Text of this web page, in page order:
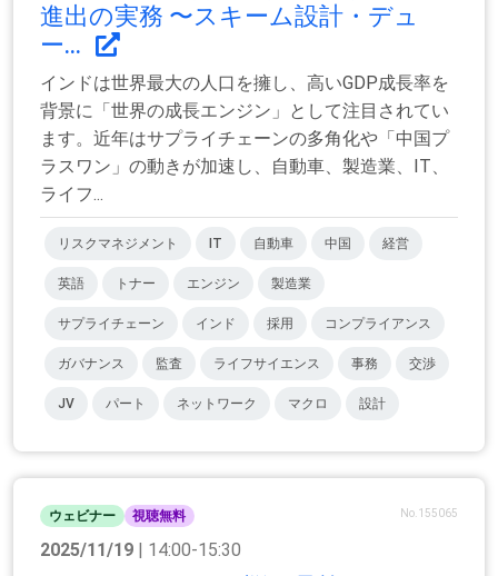
進出の実務 〜スキーム設計・デュ
ー...
インドは世界最大の人口を擁し、高いGDP成長率を
背景に「世界の成長エンジン」として注目されてい
ます。近年はサプライチェーンの多角化や「中国プ
ラスワン」の動きが加速し、自動車、製造業、IT、
ライフ...
リスクマネジメント IT 自動車 中国 経営
英語 トナー エンジン 製造業
サプライチェーン インド 採用 コンプライアンス
ガバナンス 監査 ライフサイエンス 事務 交渉
JV パート ネットワーク マクロ 設計
ウェビナー 視聴無料 No.155065
2025/11/19 | 14:00-15:30